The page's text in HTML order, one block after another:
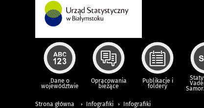
Dane o
województwie
Opracowania
bieżące
Publikacje i
foldery
Strona główna Infografiki Infografiki